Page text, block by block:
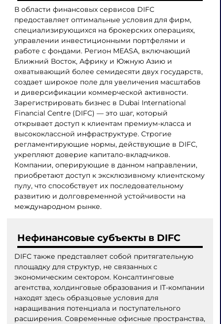
В области финансовых сервисов DIFC
предоставляет оптимальные условия для фирм,
специализирующихся на брокерских операциях,
управлении инвестиционными портфелями и
работе с фондами. Регион MEASA, включающий
Ближний Восток, Африку и Южную Азию и
охватывающий более семидесяти двух государств,
создает широкое поле для увеличения масштабов
и диверсификации коммерческой активности.
Зарегистрировать бизнес в Dubai International
Financial Centre (DIFC) — это шаг, который
открывает доступ к клиентам премиум-класса и
высококлассной инфраструктуре. Строгие
регламентирующие нормы, действующие в DIFC,
укрепляют доверие капитало-вкладчиков.
Компании, оперирующие в данном направлении,
приобретают доступ к эксклюзивному клиентскому
пулу, что способствует их последовательному
развитию и долговременной устойчивости на
международном рынке.
Нефинансовые субъекты в DIFC
DIFC также представляет собой притягательную
площадку для структур, не связанных с
экономическим сектором. Консалтинговые
агентства, холдинговые образования и IT-компании
находят здесь образцовые условия для
наращивания потенциала и поступательного
расширения. Современные офисные пространства,